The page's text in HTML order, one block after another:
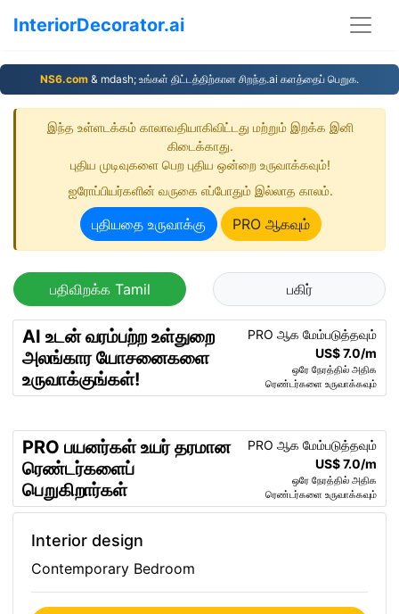
InteriorDecorator.ai
NS6.com & mdash; உங்கள் திட்டத்திற்கான சிறந்த.ai களத்தைப் பெறுக.
இந்த உள்ளடக்கம் காலாவதியாகிவிட்டது மற்றும் இறக்க இனி
கிடைக்காது.
புதிய முடிவுகளை பெற புதிய ஒன்றை உருவாக்கவும்!
ஐரோப்பியர்களின் வருகை எப்போதும் இல்லாத காலம்.
புதியதை உருவாக்கு PRO ஆகவும்
பதிவிறக்க Tamil பகிர்
AI உடன் வரம்பற்ற உள்துறை
அலங்கார யோசனைகளை
உருவாக்குங்கள்!
PRO ஆக மேம்படுத்தவும்
US$ 7.0/m
ஒரே நேரத்தில் அதிக
ரெண்டர்களை உருவாக்கவும்
PRO பயனர்கள் உயர் தரமான
ரெண்டர்களைப்
பெறுகிறார்கள்
PRO ஆக மேம்படுத்தவும்
US$ 7.0/m
ஒரே நேரத்தில் அதிக
ரெண்டர்களை உருவாக்கவும்
Interior design
Contemporary Bedroom